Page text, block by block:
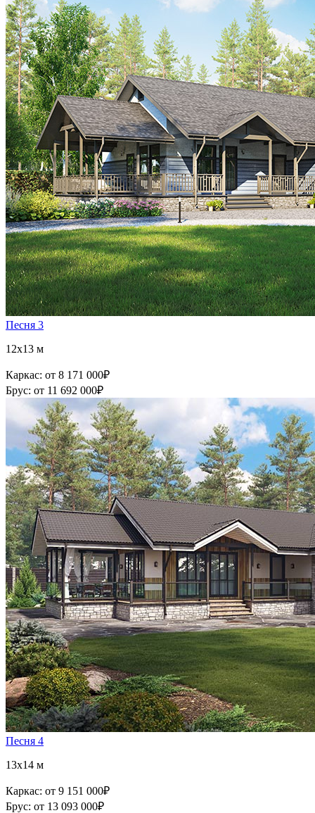
Песня 3
12x13 м
Каркас: от 8 171 000₽
Брус: от 11 692 000₽
Песня 4
13x14 м
Каркас: от 9 151 000₽
Брус: от 13 093 000₽